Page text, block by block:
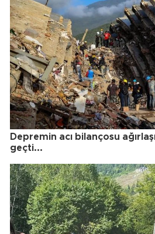
Depremin acı bilançosu
geçti...